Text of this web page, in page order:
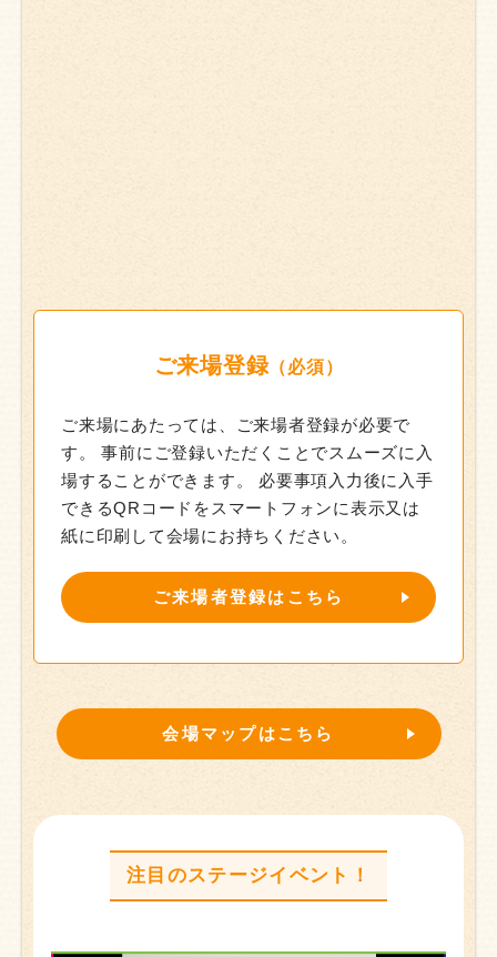
ご来場登録（必須）
ご来場にあたっては、ご来場者登録が必要で
す。
事前にご登録いただくことでスムーズに入
場することができます。
必要事項入力後に入手
できるQRコードをスマートフォンに表示又は
紙に印刷して会場にお持ちください。
ご来場者登録はこちら
会場マップはこちら
注目のステージイベント！